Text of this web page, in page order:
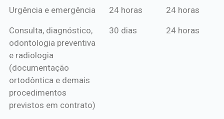
*Procedimentos Amil
*Pagamento
mensal*
*Pagamento
de crédito
Urgência e emergência 24 horas 24 horas
Consulta, diagnóstico,
odontologia preventiva
e radiologia
(documentação
ortodôntica e demais
procedimentos
previstos em contrato)
30 dias 24 horas